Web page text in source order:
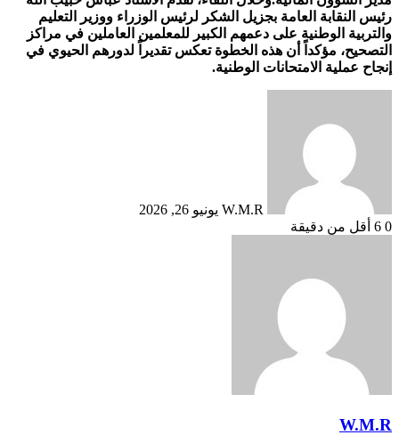
رئيس النقابة العامة بجزيل الشكر لرئيس الوزراء ووزير التعليم
والتربية الوطنية على دعمهم الكبير للمعلمين العاملين في مراكز
التصحيح، مؤكداً أن هذه الخطوة تعكس تقديراً لدورهم الحيوي في
إنجاح عملية الامتحانات الوطنية.
W.M.R يونيو 26, 2026
0
أقل من دقيقة
W.M.R